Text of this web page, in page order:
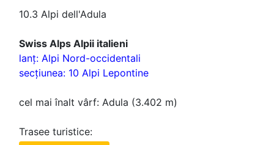
10.3 Alpi dell'Adula
Swiss Alps Alpii italieni
lanţ: Alpi Nord-occidentali
secţiunea: 10 Alpi Lepontine
cel mai înalt vârf: Adula (3.402 m)
Trasee turistice: